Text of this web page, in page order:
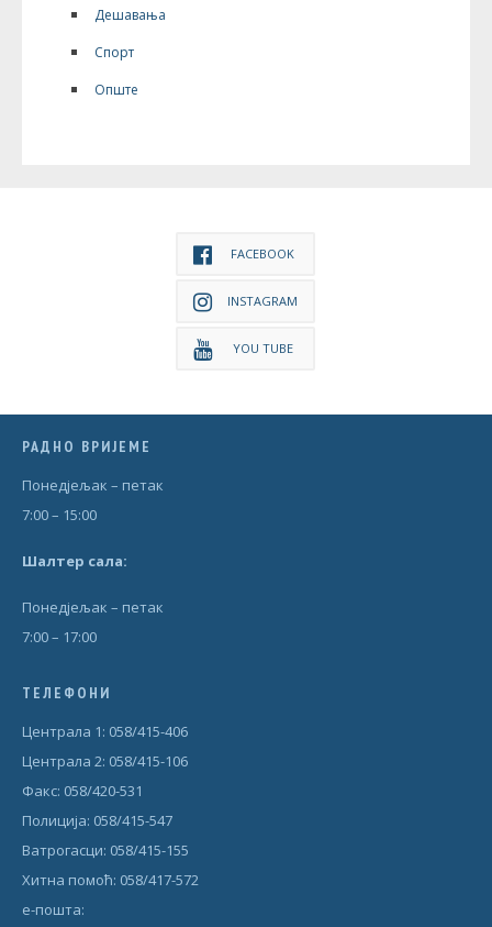
Дешавања
Спорт
Опште
FACEBOOK
INSTAGRAM
YOU TUBE
РАДНО ВРИЈЕМЕ
Понедjељак – петак
7:00 – 15:00
Шалтер сала:
Понедjељак – петак
7:00 – 17:00
ТЕЛЕФОНИ
Централа 1: 058/415-406
Централа 2: 058/415-106
Факс: 058/420-531
Полиција: 058/415-547
Ватрогасци: 058/415-155
Хитна помоћ: 058/417-572
е-пошта: